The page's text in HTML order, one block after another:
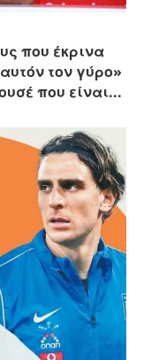
που έκρινα
τον γύρο»
που είναι...